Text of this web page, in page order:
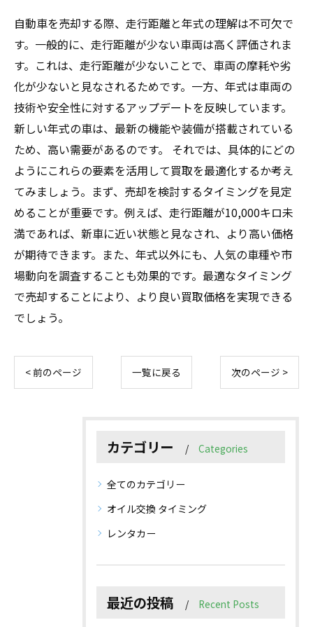
自動車を売却する際、走行距離と年式の理解は不可欠で
す。一般的に、走行距離が少ない車両は高く評価されま
す。これは、走行距離が少ないことで、車両の摩耗や劣
化が少ないと見なされるためです。一方、年式は車両の
技術や安全性に対するアップデートを反映しています。
新しい年式の車は、最新の機能や装備が搭載されている
ため、高い需要があるのです。 それでは、具体的にどの
ようにこれらの要素を活用して買取を最適化するか考え
てみましょう。まず、売却を検討するタイミングを見定
めることが重要です。例えば、走行距離が10,000キロ未
満であれば、新車に近い状態と見なされ、より高い価格
が期待できます。また、年式以外にも、人気の車種や市
場動向を調査することも効果的です。最適なタイミング
で売却することにより、より良い買取価格を実現できる
でしょう。
< 前のページ 一覧に戻る 次のページ >
カテゴリー Categories
全てのカテゴリー
オイル交換 タイミング
レンタカー
最近の投稿 Recent Posts